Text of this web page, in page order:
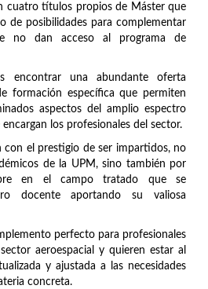
cuatro títulos propios de Máster que
de posibilidades para complementar
no dan acceso al programa de
encontrar una abundante oferta
formación específica que permiten
aspectos del amplio espectro
los profesionales del sector.
con el prestigio de ser impartidos, no
de la UPM, sino también por
en el campo tratado que se
docente aportando su valiosa
perfecto para profesionales
aeroespacial y quieren estar al
y ajustada a las necesidades
concreta.